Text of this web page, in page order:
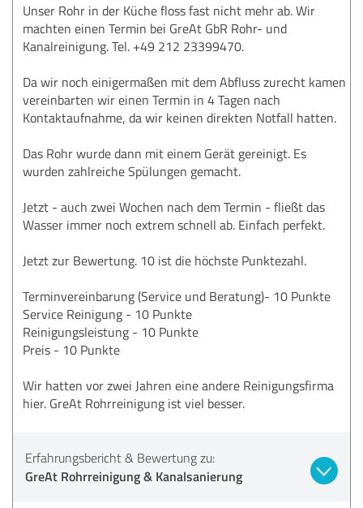
Unser Rohr in der Küche floss fast nicht mehr ab. Wir
machten einen Termin bei GreAt GbR Rohr- und
Kanalreinigung. Tel. +49 212 23399470.
Da wir noch einigermaßen mit dem Abfluss zurecht kamen
vereinbarten wir einen Termin in 4 Tagen nach
Kontaktaufnahme, da wir keinen direkten Notfall hatten.
Das Rohr wurde dann mit einem Gerät gereinigt. Es
wurden zahlreiche Spülungen gemacht.
Jetzt - auch zwei Wochen nach dem Termin - fließt das
Wasser immer noch extrem schnell ab. Einfach perfekt.
Jetzt zur Bewertung. 10 ist die höchste Punktezahl.
Terminvereinbarung (Service und Beratung)- 10 Punkte
Service Reinigung - 10 Punkte
Reinigungsleistung - 10 Punkte
Preis - 10 Punkte
Wir hatten vor zwei Jahren eine andere Reinigungsfirma
hier. GreAt Rohrreinigung ist viel besser.
Erfahrungsbericht & Bewertung zu:
GreAt Rohrreinigung & Kanalsanierung